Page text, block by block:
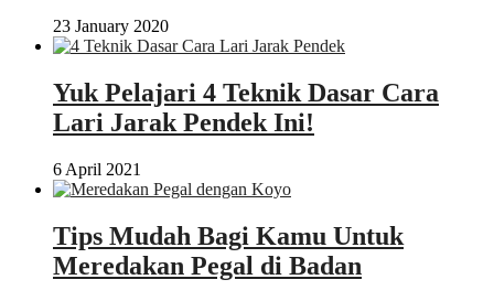
23 January 2020
Yuk Pelajari 4 Teknik Dasar Cara
Lari Jarak Pendek Ini!
6 April 2021
Tips Mudah Bagi Kamu Untuk
Meredakan Pegal di Badan